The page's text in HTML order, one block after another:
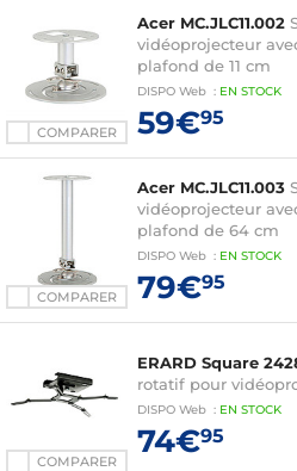
COMPARER
Acer MC.JLC11.002
vidéoprojecteur
plafond de 11 cm
DISPO Web : EN STOCK
59€95
COMPARER
Acer MC.JLC11.003
vidéoprojecteur
plafond de 64 cm
DISPO Web : EN STOCK
79€95
COMPARER
ERARD Square
rotatif pour
DISPO Web : EN STOCK
74€95